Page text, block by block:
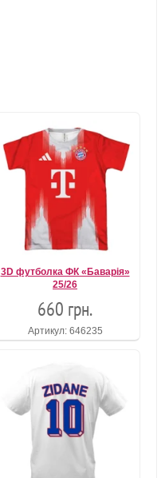
3D футболка ФК «Баварія»
25/26
660 грн.
Артикул: 646235